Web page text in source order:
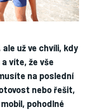
už ve chvíli, kdy
víte, že vše
na poslední
nebo řešit,
pohodlné